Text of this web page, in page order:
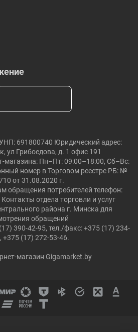
691800740 Юридический адрес:
ул Грибоедова, д. 1 офис 191
магазина: Пн–Пт: 09:00–18:00, Сб–Вс:
номер в Торговом реестре РБ: №
от 31.08.2020 г.
обращения потребителей телефон:
отдела торговли и услуг
района г. Минска для
обращений
390-42-95, тел./факс: +375 (17) 234-
+375 (17) 272-53-46.
магазин Gigamarket.by